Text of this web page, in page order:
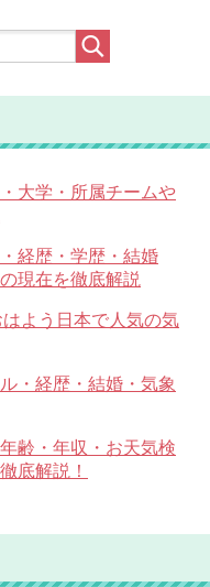
大学・所属チームや
経歴・学歴・結婚
現在を徹底解説
よう日本で人気の気
・経歴・結婚・気象
齢・年収・お天気検
底解説！